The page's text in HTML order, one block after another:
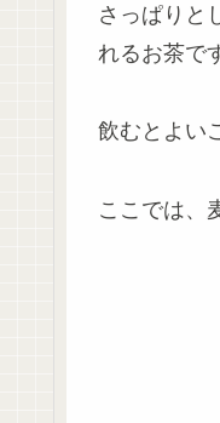
さっぱりと
れるお茶で
飲むとよい
ここでは、